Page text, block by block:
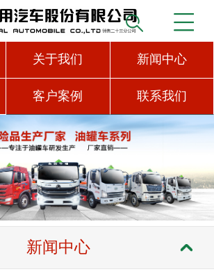
关于我们 新闻中心
客户案例 联系我们
新闻中心